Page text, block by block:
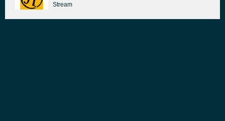
Stream